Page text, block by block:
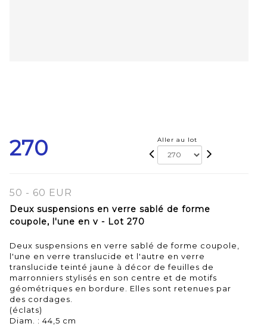
270 Aller au lot
50 - 60 EUR
Deux suspensions en verre sablé de forme
coupole, l'une en v - Lot 270
Deux suspensions en verre sablé de forme coupole,
l'une en verre translucide et l'autre en verre
translucide teinté jaune à décor de feuilles de
marronniers stylisés en son centre et de motifs
géométriques en bordure. Elles sont retenues par
des cordages.
(éclats)